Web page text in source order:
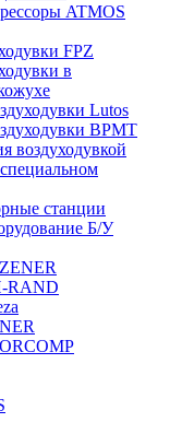
ATMOS
FPZ
в
Lutos
ВРМТ
воздуходувкой
станции
Б/У
RAND